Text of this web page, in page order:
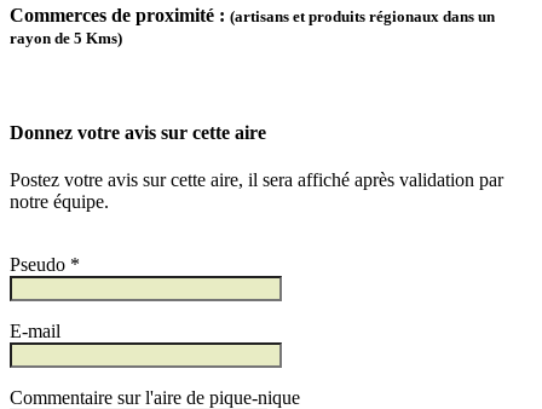
Commerces de proximité : (artisans et produits régionaux dans un
rayon de 5 Kms)
Donnez votre avis sur cette aire
Postez votre avis sur cette aire, il sera affiché après validation par
notre équipe.
Pseudo *
E-mail
Commentaire sur l'aire de pique-nique